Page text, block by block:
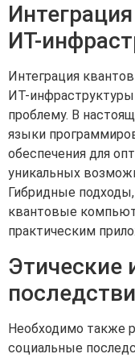
ИТ-
Интеграция
ИТ-
проблему. В
языки
обеспечения для
уникальных
Гибридные
квантовые
практическим
Этические
Необходимо также
социальные